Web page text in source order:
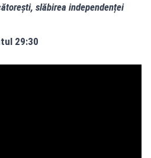
slăbirea independenței
29:30